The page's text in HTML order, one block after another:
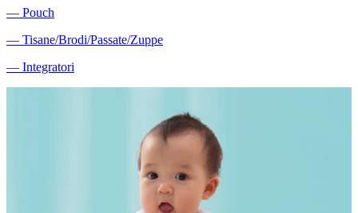
― Pouch
― Tisane/Brodi/Passate/Zuppe
― Integratori